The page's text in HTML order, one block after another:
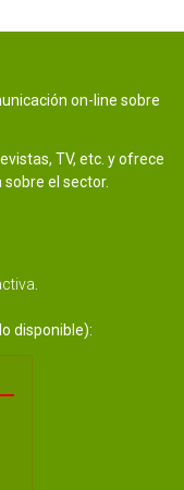
on-line sobre
TV, etc. y ofrece
el sector.
disponible):